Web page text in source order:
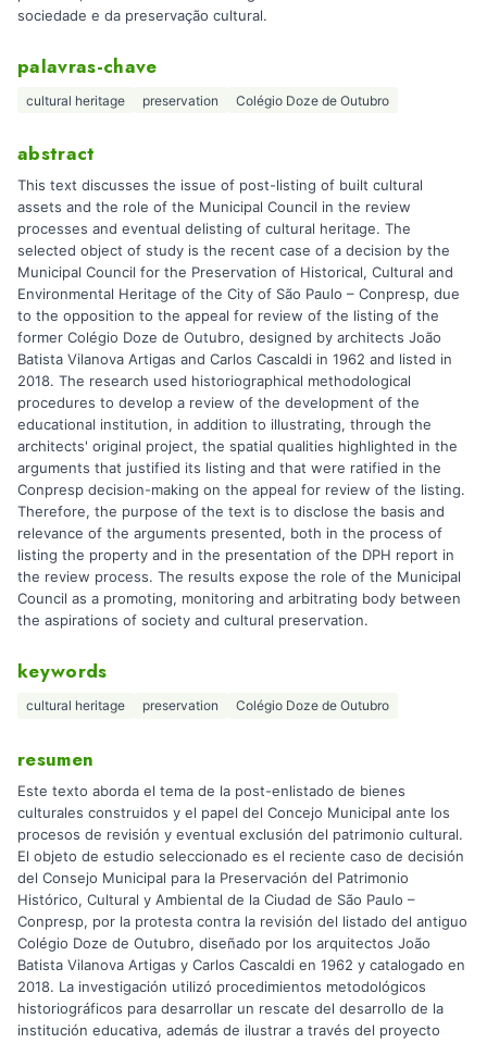
sociedade e da preservação cultural.
palavras-chave
cultural heritage preservation Colégio Doze de Outubro
abstract
This text discusses the issue of post-listing of built cultural
assets and the role of the Municipal Council in the review
processes and eventual delisting of cultural heritage. The
selected object of study is the recent case of a decision by the
Municipal Council for the Preservation of Historical, Cultural and
Environmental Heritage of the City of São Paulo – Conpresp, due
to the opposition to the appeal for review of the listing of the
former Colégio Doze de Outubro, designed by architects João
Batista Vilanova Artigas and Carlos Cascaldi in 1962 and listed in
2018. The research used historiographical methodological
procedures to develop a review of the development of the
educational institution, in addition to illustrating, through the
architects' original project, the spatial qualities highlighted in the
arguments that justified its listing and that were ratified in the
Conpresp decision-making on the appeal for review of the listing.
Therefore, the purpose of the text is to disclose the basis and
relevance of the arguments presented, both in the process of
listing the property and in the presentation of the DPH report in
the review process. The results expose the role of the Municipal
Council as a promoting, monitoring and arbitrating body between
the aspirations of society and cultural preservation.
keywords
cultural heritage preservation Colégio Doze de Outubro
resumen
Este texto aborda el tema de la post-enlistado de bienes
culturales construidos y el papel del Concejo Municipal ante los
procesos de revisión y eventual exclusión del patrimonio cultural.
El objeto de estudio seleccionado es el reciente caso de decisión
del Consejo Municipal para la Preservación del Patrimonio
Histórico, Cultural y Ambiental de la Ciudad de São Paulo –
Conpresp, por la protesta contra la revisión del listado del antiguo
Colégio Doze de Outubro, diseñado por los arquitectos João
Batista Vilanova Artigas y Carlos Cascaldi en 1962 y catalogado en
2018. La investigación utilizó procedimientos metodológicos
historiográficos para desarrollar un rescate del desarrollo de la
institución educativa, además de ilustrar a través del proyecto